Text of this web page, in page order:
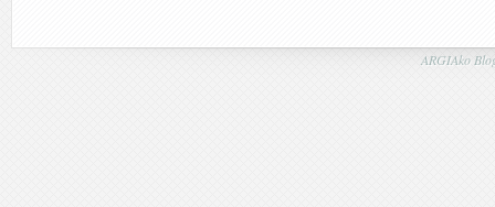
ARGIAko